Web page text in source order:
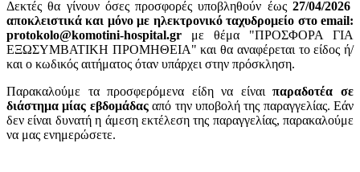
Δεκτές θα γίνουν όσες προσφορές υποβληθούν έως 27/04/2026
αποκλειστικά και μόνο με ηλεκτρονικό ταχυδρομείο στο email:
protokolo@komotini-hospital.gr με θέμα "ΠΡΟΣΦΟΡΑ ΓΙΑ
ΕΞΩΣΥΜΒΑΤΙΚΗ ΠΡΟΜΗΘΕΙΑ" και θα αναφέρεται το είδος ή/
και ο κωδικός αιτήματος όταν υπάρχει στην πρόσκληση.
Παρακαλούμε τα προσφερόμενα είδη να είναιπαραδοτέα σε
διάστημα μίας εβδομάδαςαπό την υποβολή της παραγγελίας. Εάν
δεν είναι δυνατή η άμεση εκτέλεση της παραγγελίας, παρακαλούμε
να μας ενημερώσετε.